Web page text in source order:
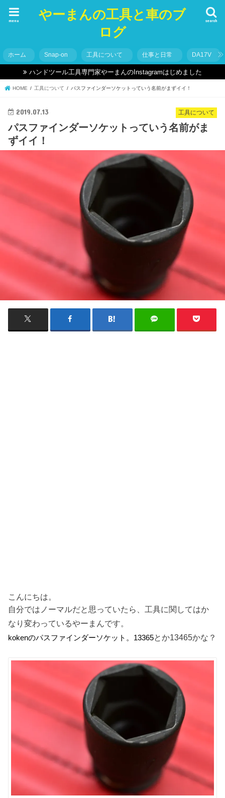
やーまんの工具と車のブ
ログ
search
menu
ホーム Snap-on 工具について 仕事と日常 DA17V
ハンドツール工具専門家やーまんのInstagramはじめました
HOME 工具について パスファインダーソケットっていう名前がまずイイ！
工具について
2019.07.13
パスファインダーソケットっていう名前がま
ずイイ！
こんにちは。
自分ではノーマルだと思っていたら、工具に関してはか
なり変わっているやーまんです。
kokenのパスファインダーソケット。13365とか13465かな？